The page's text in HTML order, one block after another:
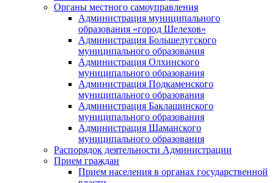
Органы местного самоуправления
Администрация муниципального
образования «город Шелехов»
Администрация Большелугского
муниципального образования
Администрация Олхинского
муниципального образования
Администрация Подкаменского
муниципального образования
Администрация Баклашинского
муниципального образования
Администрация Шаманского
муниципального образования
Распорядок деятельности Администрации
Прием граждан
Прием населения в органах государственной